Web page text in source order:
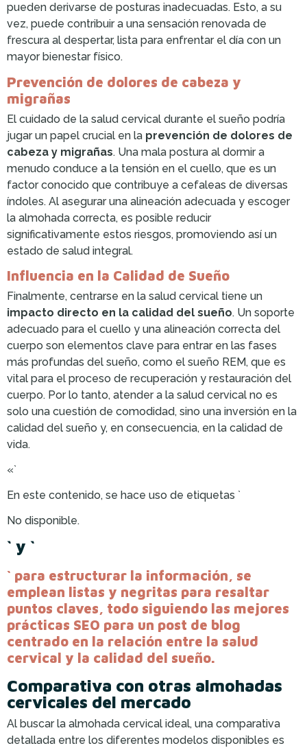
pueden derivarse de posturas inadecuadas. Esto, a su
vez, puede contribuir a una sensación renovada de
frescura al despertar, lista para enfrentar el día con un
mayor bienestar físico.
Prevención de dolores de cabeza y
migrañas
El cuidado de la salud cervical durante el sueño podría
jugar un papel crucial en la prevención de dolores de
cabeza y migrañas. Una mala postura al dormir a
menudo conduce a la tensión en el cuello, que es un
factor conocido que contribuye a cefaleas de diversas
índoles. Al asegurar una alineación adecuada y escoger
la almohada correcta, es posible reducir
significativamente estos riesgos, promoviendo así un
estado de salud integral.
Influencia en la Calidad de Sueño
Finalmente, centrarse en la salud cervical tiene un
impacto directo en la calidad del sueño. Un soporte
adecuado para el cuello y una alineación correcta del
cuerpo son elementos clave para entrar en las fases
más profundas del sueño, como el sueño REM, que es
vital para el proceso de recuperación y restauración del
cuerpo. Por lo tanto, atender a la salud cervical no es
solo una cuestión de comodidad, sino una inversión en la
calidad del sueño y, en consecuencia, en la calidad de
vida.
«`
En este contenido, se hace uso de etiquetas `
No disponible.
` y `
` para estructurar la información, se
emplean listas y negritas para resaltar
puntos claves, todo siguiendo las mejores
prácticas SEO para un post de blog
centrado en la relación entre la salud
cervical y la calidad del sueño.
Comparativa con otras almohadas
cervicales del mercado
Al buscar la almohada cervical ideal, una comparativa
detallada entre los diferentes modelos disponibles es